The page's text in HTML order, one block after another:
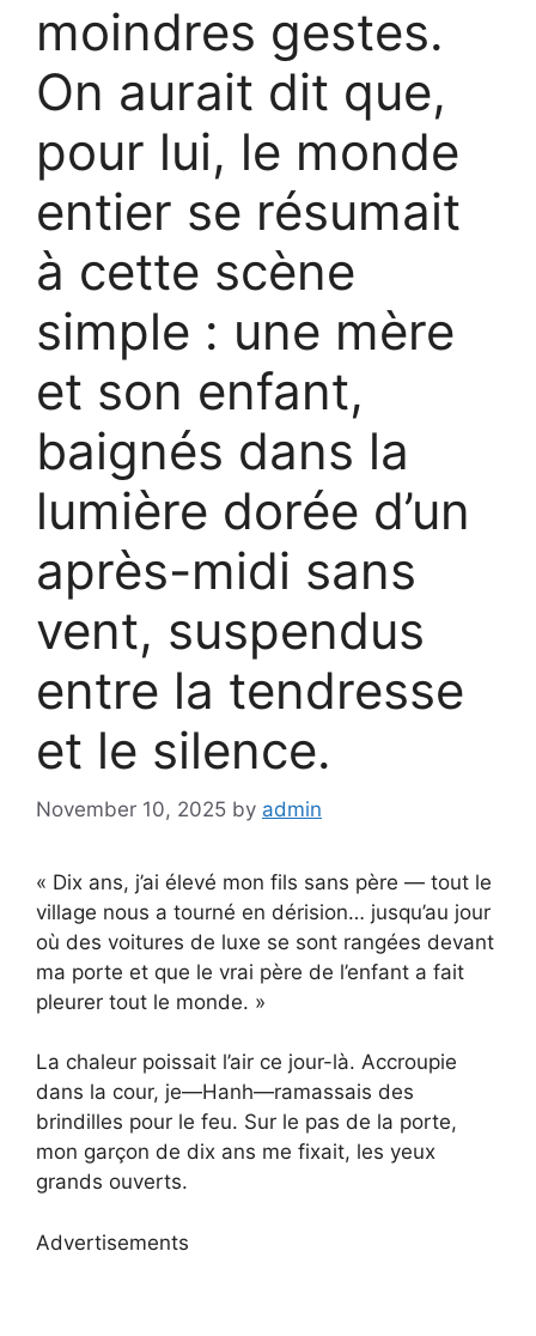
moindres gestes.
On aurait dit que,
pour lui, le monde
entier se résumait
à cette scène
simple : une mère
et son enfant,
baignés dans la
lumière dorée d’un
après-midi sans
vent, suspendus
entre la tendresse
et le silence.
November 10, 2025 by admin
« Dix ans, j’ai élevé mon fils sans père — tout le
village nous a tourné en dérision… jusqu’au jour
où des voitures de luxe se sont rangées devant
ma porte et que le vrai père de l’enfant a fait
pleurer tout le monde. »
La chaleur poissait l’air ce jour-là. Accroupie
dans la cour, je—Hanh—ramassais des
brindilles pour le feu. Sur le pas de la porte,
mon garçon de dix ans me fixait, les yeux
grands ouverts.
Advertisements